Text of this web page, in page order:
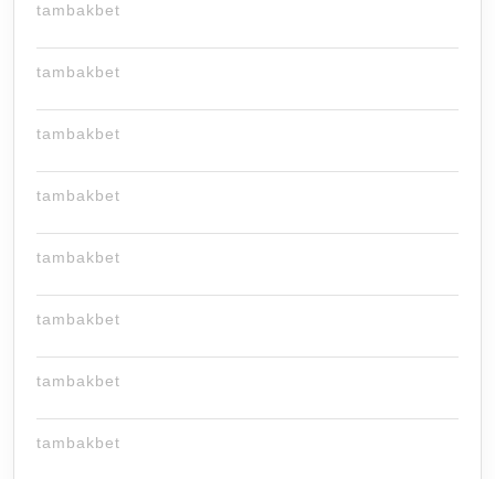
tambakbet
tambakbet
tambakbet
tambakbet
tambakbet
tambakbet
tambakbet
tambakbet